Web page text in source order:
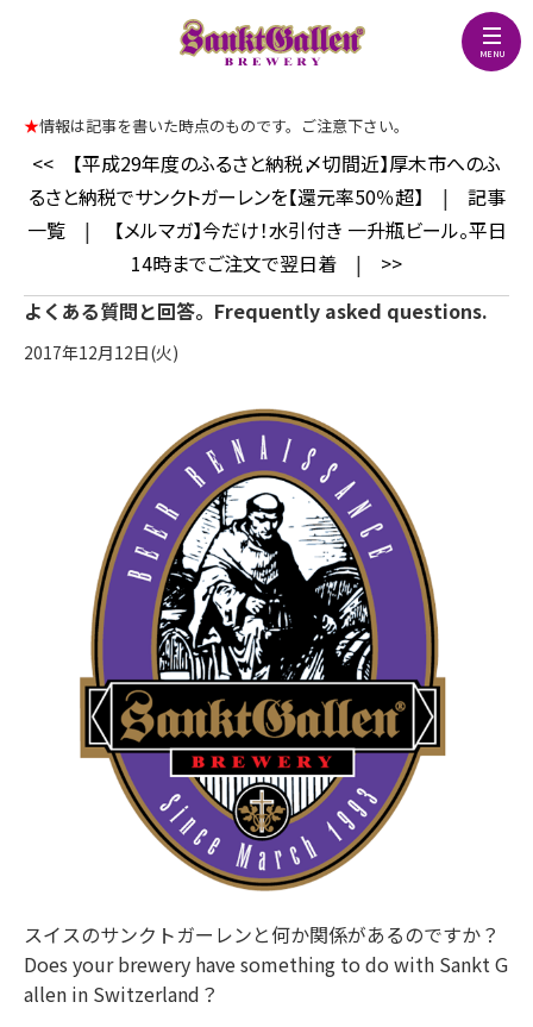
★情報は記事を書いた時点のものです。ご注意下さい。
<<
【平成29年度のふるさと納税〆切間近】厚木市へのふ
るさと納税でサンクトガーレンを【還元率50％超】 | 記事
一覧|
【メルマガ】今だけ！水引付き 一升瓶ビール。平日
14時までご注文で翌日着 | >>
よくある質問と回答。Frequently asked questions.
2017年12月12日(火)
スイスのサンクトガーレンと何か関係があるのですか？
Does your brewery have something to do with Sankt G
allen in Switzerland？